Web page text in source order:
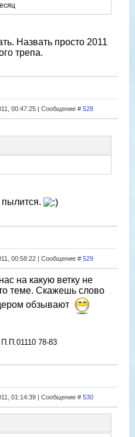
Назвать просто 2011
трепа.
00:47:25 | Сообщение # 528
пылится.
00:58:22 | Сообщение # 529
на какую ветку не
теме. Скажешь слово
обзывают
78-83
01:14:39 | Сообщение # 530